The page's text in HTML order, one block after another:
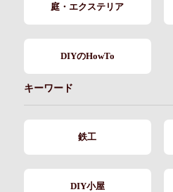
庭・エクステリア
DIYのHowTo
キーワード
鉄工
DIY小屋